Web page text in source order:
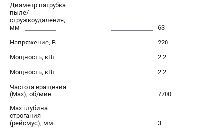
проспект Александровской Фермы, 29АЛ
пн-пт - с 9:00 до 18:00
zakaz@belmash-market.ru
Диаметр патрубка
пыле/
стружкоудаления,
мм
63
Напряжение, В
220
Мощность, кВт
2.2
Мощность, кВт
2.2
Частота вращения
(Max), об/мин
7700
Max глубина
строгания
(рейсмус), мм
3